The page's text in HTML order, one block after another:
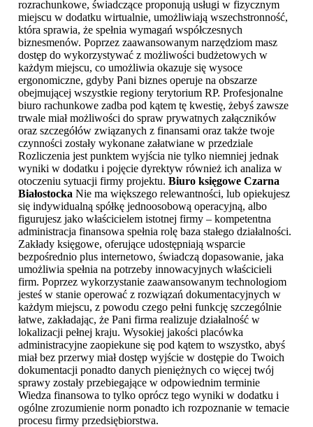
rozrachunkowe, świadczące proponują usługi w fizycznym
miejscu w dodatku wirtualnie, umożliwiają wszechstronność,
która sprawia, że spełnia wymagań współczesnych
biznesmenów. Poprzez zaawansowanym narzędziom masz
dostęp do wykorzystywać z możliwości budżetowych w
każdym miejscu, co umożliwia okazuje się wysoce
ergonomiczne, gdyby Pani biznes operuje na obszarze
obejmującej wszystkie regiony terytorium RP. Profesjonalne
biuro rachunkowe zadba pod kątem tę kwestię, żebyś zawsze
trwale miał możliwości do spraw prywatnych załączników
oraz szczegółów związanych z finansami oraz także twoje
czynności zostały wykonane załatwiane w przedziale
Rozliczenia jest punktem wyjścia nie tylko niemniej jednak
wyniki w dodatku i pojęcie dyrektyw również ich analiza w
otoczeniu sytuacji firmy projektu. Biuro księgowe Czarna
Białostocka Nie ma większego relewantności, lub opiekujesz
się indywidualną spółkę jednoosobową operacyjną, albo
figurujesz jako właścicielem istotnej firmy – kompetentna
administracja finansowa spełnia rolę baza stałego działalności.
Zakłady księgowe, oferujące udostępniają wsparcie
bezpośrednio plus internetowo, świadczą dopasowanie, jaka
umożliwia spełnia na potrzeby innowacyjnych właścicieli
firm. Poprzez wykorzystanie zaawansowanym technologiom
jesteś w stanie operować z rozwiązań dokumentacyjnych w
każdym miejscu, z powodu czego pełni funkcję szczególnie
łatwe, zakładając, że Pani firma realizuje działalność w
lokalizacji pełnej kraju. Wysokiej jakości placówka
administracyjne zaopiekune się pod kątem to wszystko, abyś
miał bez przerwy miał dostęp wyjście w dostępie do Twoich
dokumentacji ponadto danych pieniężnych co więcej twój
sprawy zostały przebiegające w odpowiednim terminie
Wiedza finansowa to tylko oprócz tego wyniki w dodatku i
ogólne zrozumienie norm ponadto ich rozpoznanie w temacie
procesu firmy przedsiębiorstwa.